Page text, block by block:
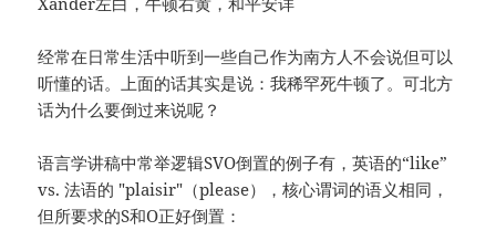
经常在日常生活中听到一些自己作为南方人不会说但可以
听懂的话。上面的话其实是说：我稀罕死牛顿了。可北方
话为什么要倒过来说呢？
语言学讲稿中常举逻辑SVO倒置的例子有，英语的“like”
vs. 法语的 "plaisir"（please），核心谓词的语义相同，
但所要求的S和O正好倒置：